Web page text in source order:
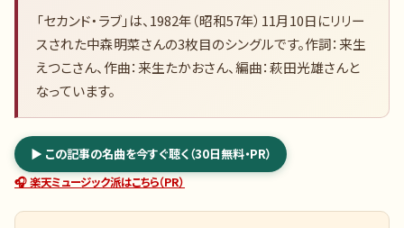
「セカンド・ラブ」は、1982年（昭和57年）11月10日にリリー
スされた中森明菜さんの3枚目のシングルです。作詞：来生
えつこさん、作曲：来生たかおさん、編曲：萩田光雄さんと
なっています。
▶ この記事の名曲を今すぐ聴く（30日無料・PR）
🎧 楽天ミュージック派はこちら（PR）